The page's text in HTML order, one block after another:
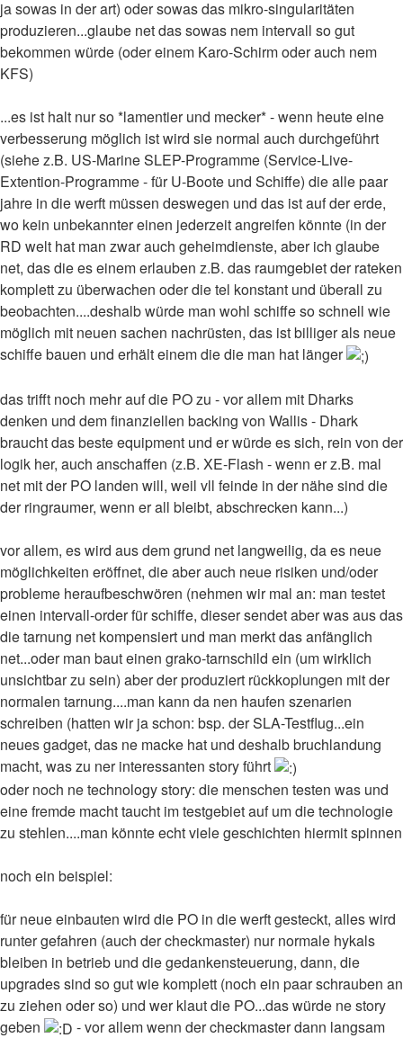
ja sowas in der art) oder sowas das mikro-singularitäten
produzieren...glaube net das sowas nem intervall so gut
bekommen würde (oder einem Karo-Schirm oder auch nem
KFS)
...es ist halt nur so *lamentier und mecker* - wenn heute eine
verbesserung möglich ist wird sie normal auch durchgeführt
(siehe z.B. US-Marine SLEP-Programme (Service-Live-
Extention-Programme - für U-Boote und Schiffe) die alle paar
jahre in die werft müssen deswegen und das ist auf der erde,
wo kein unbekannter einen jederzeit angreifen könnte (in der
RD welt hat man zwar auch geheimdienste, aber ich glaube
net, das die es einem erlauben z.B. das raumgebiet der rateken
komplett zu überwachen oder die tel konstant und überall zu
beobachten....deshalb würde man wohl schiffe so schnell wie
möglich mit neuen sachen nachrüsten, das ist billiger als neue
schiffe bauen und erhält einem die die man hat länger
das trifft noch mehr auf die PO zu - vor allem mit Dharks
denken und dem finanziellen backing von Wallis - Dhark
braucht das beste equipment und er würde es sich, rein von der
logik her, auch anschaffen (z.B. XE-Flash - wenn er z.B. mal
net mit der PO landen will, weil vll feinde in der nähe sind die
der ringraumer, wenn er all bleibt, abschrecken kann...)
vor allem, es wird aus dem grund net langweilig, da es neue
möglichkeiten eröffnet, die aber auch neue risiken und/oder
probleme heraufbeschwören (nehmen wir mal an: man testet
einen intervall-order für schiffe, dieser sendet aber was aus das
die tarnung net kompensiert und man merkt das anfänglich
net...oder man baut einen grako-tarnschild ein (um wirklich
unsichtbar zu sein) aber der produziert rückkoplungen mit der
normalen tarnung....man kann da nen haufen szenarien
schreiben (hatten wir ja schon: bsp. der SLA-Testflug...ein
neues gadget, das ne macke hat und deshalb bruchlandung
macht, was zu ner interessanten story führt
oder noch ne technology story: die menschen testen was und
eine fremde macht taucht im testgebiet auf um die technologie
zu stehlen....man könnte echt viele geschichten hiermit spinnen
noch ein beispiel:
für neue einbauten wird die PO in die werft gesteckt, alles wird
runter gefahren (auch der checkmaster) nur normale hykals
bleiben in betrieb und die gedankensteuerung, dann, die
upgrades sind so gut wie komplett (noch ein paar schrauben an
zu ziehen oder so) und wer klaut die PO...das würde ne story
geben
- vor allem wenn der checkmaster dann langsam